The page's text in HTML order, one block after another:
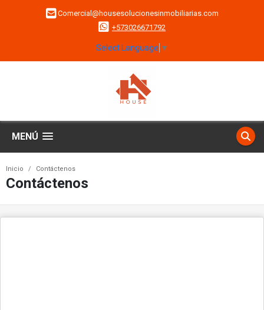
Comercial@housesolucionesinmobiliarias.com
+573026671792
Select Language ▼
MENÚ
Inicio Contáctenos
Contáctenos